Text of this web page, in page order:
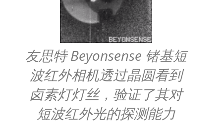
友思特 Beyonsense 锗基短
波红外相机透过晶圆看到
卤素灯灯丝，验证了其对
短波红外光的探测能力